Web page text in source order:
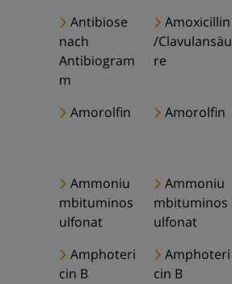
Antibiose
nach
Antibiogram
m
Amoxicillin
/Clavulansäu
re
Amorolfin Amorolfin
Ammoniu
mbituminos
ulfonat
Ammoniu
mbituminos
ulfonat
Amphoteri
cin B
Amphoteri
cin B